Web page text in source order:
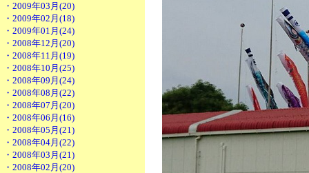
・2009年03月(20)
・2009年02月(18)
・2009年01月(24)
・2008年12月(20)
・2008年11月(19)
・2008年10月(25)
・2008年09月(24)
・2008年08月(22)
・2008年07月(20)
・2008年06月(16)
・2008年05月(21)
・2008年04月(22)
・2008年03月(21)
・2008年02月(20)